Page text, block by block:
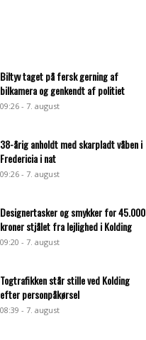
Biltyv taget på fersk gerning af
bilkamera og genkendt af politiet
09:26 - 7. august
38-årig anholdt med skarpladt våben i
Fredericia i nat
09:26 - 7. august
Designertasker og smykker for 45.000
kroner stjålet fra lejlighed i Kolding
09:20 - 7. august
Togtrafikken står stille ved Kolding
efter personpåkørsel
08:39 - 7. august